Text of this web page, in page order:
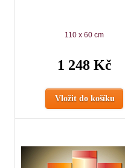
110 x 60 cm
1 248 Kč
Vložit do košíku